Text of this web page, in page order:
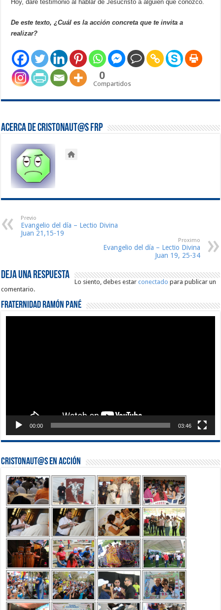
Hoy, daré testimonio al hablar de Jesucristo a alguien que conozco.
De este texto, ¿Cuál es la acción concreta que te invita a
realizar?
0
Compartidos
Acerca de Cristonaut@s FRP
Previo
Evangelio del día – Lectio Divina
Juan 21,15-19
Proximo
Evangelio del día – Lectio Divina
Juan 19, 25-34
Deja una respuesta
Lo siento, debes estarconectado para publicar un
comentario.
Fraternidad Ramón Pané
00:00 03:46
Cristonaut@s en Acción